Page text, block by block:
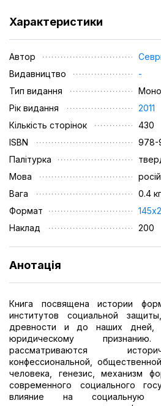
Характеристики
Автор
Видавництво
-
Тип видання
Рік видання
2011
Кількість сторінок
430
ISBN
978-
Палітурка
Мова
Вага
0.4 кг
Формат
Наклад
200
Анотація
Книга посвящена истории
институтов социальной
древности и до наших дней,
юридическому
рассматриваются
конфессиональной,
человека, генезис, механизм
современного социального
влияние на социальную